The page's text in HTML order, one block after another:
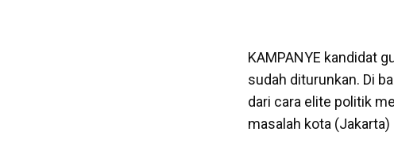
KAMPANYE kandidat
sudah diturunkan. Di
dari cara elite politik
masalah kota